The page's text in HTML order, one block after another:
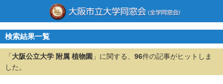
検索結果一覧
「 大阪公立大学 附属 植物園 」に関する、 96件の記事がヒットしま
した。